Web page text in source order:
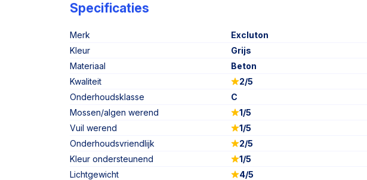
Specificaties
Merk
Excluton
Kleur
Grijs
Materiaal
Beton
Kwaliteit
2/5
Onderhoudsklasse
C
Mossen/algen werend
1/5
Vuil werend
1/5
Onderhoudsvriendlijk
2/5
Kleur ondersteunend
1/5
Lichtgewicht
4/5